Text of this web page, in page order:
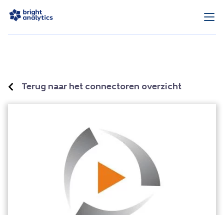
Terug naar het connectoren overzicht